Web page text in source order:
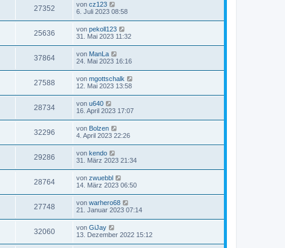
27352 von cz123
6. Juli 2023 08:58
25636 von pekoll123
31. Mai 2023 11:32
37864 von ManLa
24. Mai 2023 16:16
27588 von mgottschalk
12. Mai 2023 13:58
28734 von u640
16. April 2023 17:07
32296 von Bolzen
4. April 2023 22:26
29286 von kendo
31. März 2023 21:34
28764 von zwuebbl
14. März 2023 06:50
27748 von warhero68
21. Januar 2023 07:14
32060 von GiJay
13. Dezember 2022 15:12